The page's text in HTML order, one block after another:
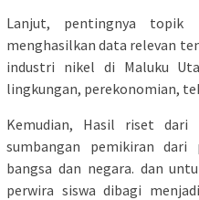
Lanjut, pentingnya topik
menghasilkan data relevan
industri nikel di Maluku
lingkungan, perekonomian,
Kemudian, Hasil riset dari
sumbangan pemikiran dari
bangsa dan negara. dan
perwira siswa dibagi